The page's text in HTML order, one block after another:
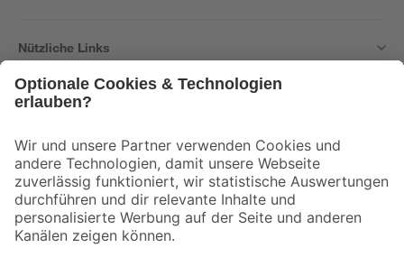
Nützliche Links
Der toom Newsletter: Keine Angebote und Aktionen mehr verpassen!
Zur Newsletter Anmeldung
Folge uns